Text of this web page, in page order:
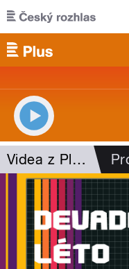
Přejít k hlavnímu obsahu
Videa z Plusu